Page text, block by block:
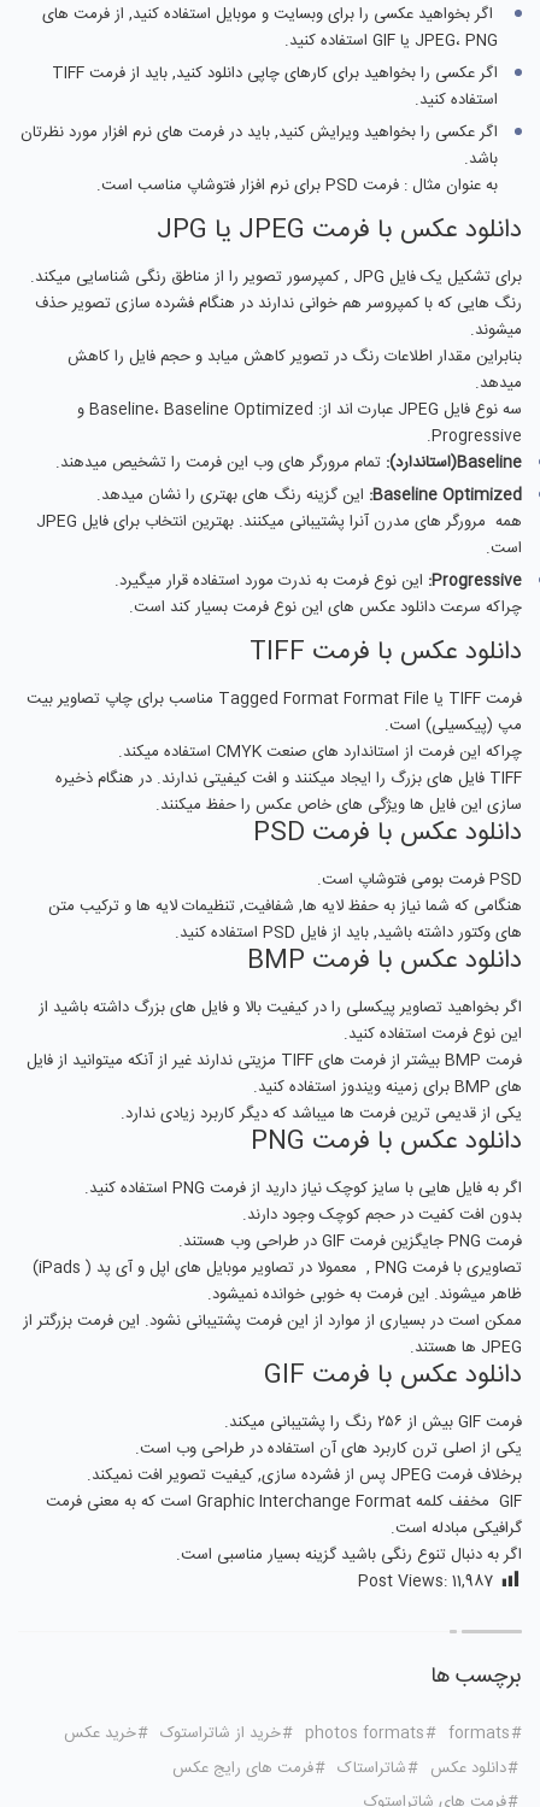
اگر بخواهید عکسی را برای وبسایت و موبایل استفاده کنید, از فرمت های
JPEG، PNG یا GIF استفاده کنید.
اگر عکسی را بخواهید برای کارهای چاپی دانلود کنید, باید از فرمت TIFF
استفاده کنید.
اگر عکسی را بخواهید ویرایش کنید, باید در فرمت های نرم افزار مورد نظرتان
باشد.
به عنوان مثال : فرمت PSD برای نرم افزار فتوشاپ مناسب است.
دانلود عکس با فرمت JPEG یا JPG
برای تشکیل یک فایل JPG , کمپرسور تصویر را از مناطق رنگی شناسایی میکند.
رنگ هایی که با کمپروسر هم خوانی ندارند در هنگام فشرده سازی تصویر حذف
میشوند.
بنابراین مقدار اطلاعات رنگ در تصویر کاهش میابد و حجم فایل را کاهش
میدهد.
سه نوع فایل JPEG عبارت اند از: Baseline، Baseline Optimized و
Progressive.
Baseline(استاندارد):
تمام مرورگر های وب این فرمت را تشخیص میدهند.
Baseline Optimized: این گزینه رنگ های بهتری را نشان میدهد.
همه مرورگر های مدرن آنرا پشتیبانی میکنند. بهترین انتخاب برای فایل JPEG
است.
Progressive: این نوع فرمت به ندرت مورد استفاده قرار میگیرد.
چراکه سرعت دانلود عکس های این نوع فرمت بسیار کند است.
دانلود عکس با فرمت TIFF
فرمت TIFF یا Tagged Format Format File مناسب برای چاپ تصاویر بیت
مپ (پیکسیلی) است.
چراکه این فرمت از استاندارد های صنعت CMYK استفاده میکند.
TIFF فایل های بزرگ را ایجاد میکنند و افت کیفیتی ندارند. در هنگام ذخیره
سازی این فایل ها ویژگی های خاص عکس را حفظ میکنند.
دانلود عکس با فرمت PSD
PSD فرمت بومی فتوشاپ است.
هنگامی که شما نیاز به حفظ لایه ها, شفافیت, تنظیمات لایه ها و ترکیب متن
های وکتور داشته باشید, باید از فایل PSD استفاده کنید.
دانلود عکس با فرمت BMP
اگر بخواهید تصاویر پیکسلی را در کیفیت بالا و فایل های بزرگ داشته باشید از
این نوع فرمت استفاده کنید.
فرمت BMP بیشتر از فرمت های TIFF مزیتی ندارند غیر از آنکه میتوانید از فایل
های BMP برای زمینه ویندوز استفاده کنید.
یکی از قدیمی ترین فرمت ها میباشد که دیگر کاربرد زیادی ندارد.
دانلود عکس با فرمت PNG
اگر به فایل هایی با سایز کوچک نیاز دارید از فرمت PNG استفاده کنید.
بدون افت کفیت در حجم کوچک وجود دارند.
فرمت PNG جایگزین فرمت GIF در طراحی وب هستند.
تصاویری با فرمت PNG , معمولا در تصاویر موبایل های اپل و آی پد ( iPads)
ظاهر میشوند. این فرمت به خوبی خوانده نمیشود.
ممکن است در بسیاری از موارد از این فرمت پشتیبانی نشود. این فرمت بزرگتر از
JPEG ها هستند.
دانلود عکس با فرمت GIF
فرمت GIF بیش از ۲۵۶ رنگ را پشتیبانی میکند.
یکی از اصلی ترن کاربرد های آن استفاده در طراحی وب است.
برخلاف فرمت JPEG پس از فشرده سازی, کیفیت تصویر افت نمیکند.
GIF مخفف کلمه Graphic Interchange Format است که به معنی فرمت
گرافیکی مبادله است.
اگر به دنبال تنوع رنگی باشید گزینه بسیار مناسبی است.
Post Views:11,987
برچسب ها
formats
photos formats خرید از شاتراستوک
خرید عکس
دانلود عکس
شاتراستاک
فرمت های رایج عکس